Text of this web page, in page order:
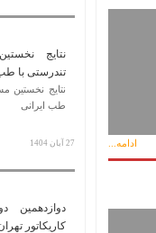
ادامه...
نتایج
تندرستی با
نتایج نخستین
طب ایرانی
27 آبان 1404
دوازدهمین
کاریکاتور تهران –